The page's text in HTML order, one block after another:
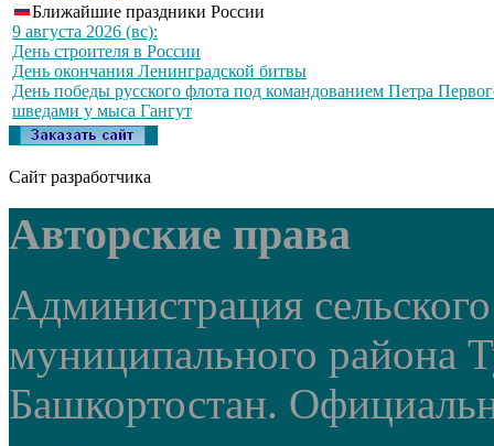
Ближайшие праздники России
9 августа 2026 (вс):
День строителя в России
День окончания Ленинградской битвы
День победы русского флота под командованием Петра
шведами у мыса Гангут
Сайт разработчика
Авторские права
Администрация
муниципального района
Башкортостан.